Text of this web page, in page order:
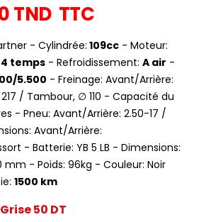
TND TTC
- Cylindrée: 109cc - Moteur:
temps - Refroidissement: A air -
5.500 - Freinage: Avant/Arrière:
/ Tambour, ∅ 110 - Capacité du
- Pneu: Avant/Arrière: 2.50-17 /
Avant/Arrière:
- Batterie: YB 5 LB - Dimensions:
mm - Poids: 96kg - Couleur: Noir
1500 km
50 DT